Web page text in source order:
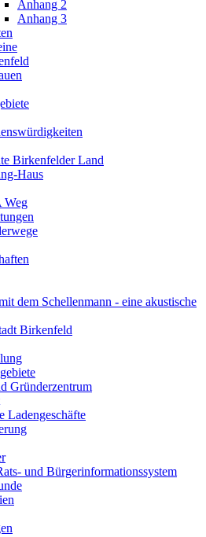
Anhang 2
Anhang 3
Birkenfelder Land
Haus
Weg
dem Schellenmann - eine akustische
Birkenfeld
Gründerzentrum
Ladengeschäfte
und Bürgerinformationssystem